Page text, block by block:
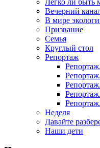
Вечерний
В мире
Призвание
Семья
Круглый стол
Репортаж
Неделя
Давайте
Наши дети